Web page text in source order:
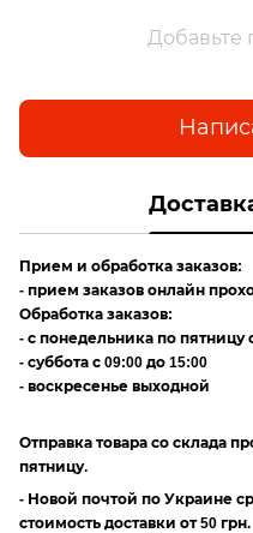
Добавьте
Прием и обработка заказов:
- прием заказов онлайн
Обработка заказов:
- с понедельника по пятницу
- суббота с 09:00 до 15:00
- воскресенье выходной
Отправка товара со склада
пятницу.
- Новой почтой по Украине
стоимость доставки от 50 грн.